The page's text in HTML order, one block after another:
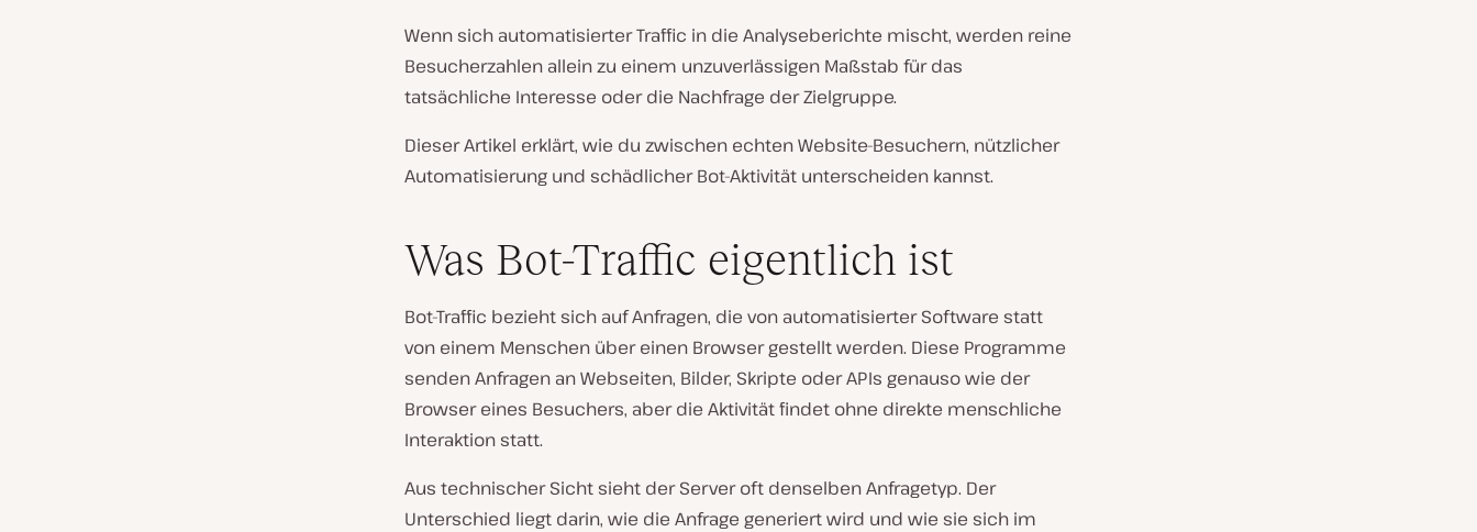
Wenn sich automatisierter Traffic in die Analyseberichte mischt, werden reine
Besucherzahlen allein zu einem unzuverlässigen Maßstab für das
tatsächliche Interesse oder die Nachfrage der Zielgruppe.
Dieser Artikel erklärt, wie du zwischen echten Website-Besuchern, nützlicher
Automatisierung und schädlicher Bot-Aktivität unterscheiden kannst.
Was Bot-Traffic eigentlich ist
Bot-Traffic bezieht sich auf Anfragen, die von automatisierter Software statt
von einem Menschen über einen Browser gestellt werden. Diese Programme
senden Anfragen an Webseiten, Bilder, Skripte oder APIs genauso wie der
Browser eines Besuchers, aber die Aktivität findet ohne direkte menschliche
Interaktion statt.
Aus technischer Sicht sieht der Server oft denselben Anfragetyp. Der
Unterschied liegt darin, wie die Anfrage generiert wird und wie sie sich im